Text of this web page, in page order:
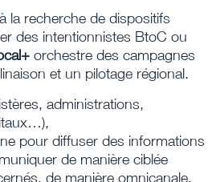
la recherche de dispositifs
des intentionnistes BtoC ou
orchestre des campagnes
et un pilotage régional.
administrations,
pour diffuser des informations
de manière ciblée
de manière omnicanale.